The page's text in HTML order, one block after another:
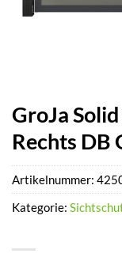
GroJa
Rechts DB
Artikelnummer:
Kategorie: